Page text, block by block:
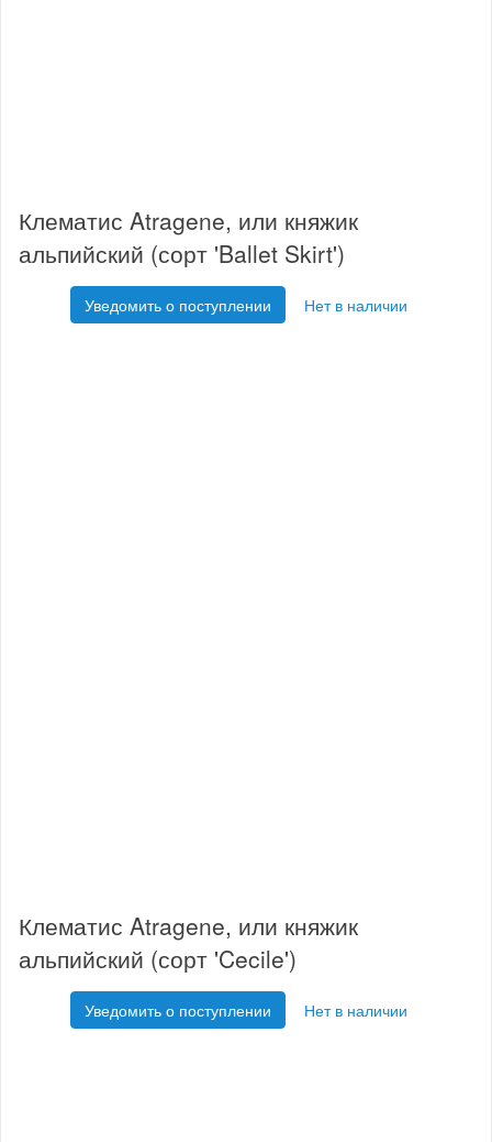
Клематис Atragene, или княжик
альпийский (сорт 'Ballet Skirt')
Уведомить о поступлении Нет в наличии
Клематис Atragene, или княжик
альпийский (сорт 'Cecile')
Уведомить о поступлении Нет в наличии